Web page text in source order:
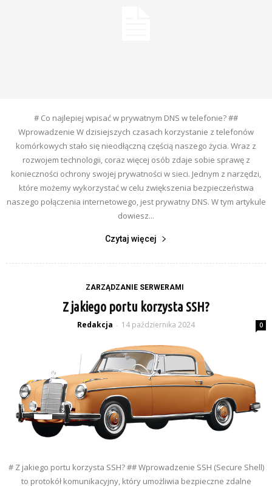
# Co najlepiej wpisać w prywatnym DNS w telefonie? ##
Wprowadzenie W dzisiejszych czasach korzystanie z telefonów
komórkowych stało się nieodłączną częścią naszego życia. Wraz z
rozwojem technologii, coraz więcej osób zdaje sobie sprawę z
konieczności ochrony swojej prywatności w sieci. Jednym z narzędzi,
które możemy wykorzystać w celu zwiększenia bezpieczeństwa
naszego połączenia internetowego, jest prywatny DNS. W tym artykule
dowiesz...
Czytaj więcej
ZARZĄDZANIE SERWERAMI
Z jakiego portu korzysta SSH?
Redakcja - 14 października 2024 0
# Z jakiego portu korzysta SSH? ## Wprowadzenie SSH (Secure Shell)
to protokół komunikacyjny, który umożliwia bezpieczne zdalne